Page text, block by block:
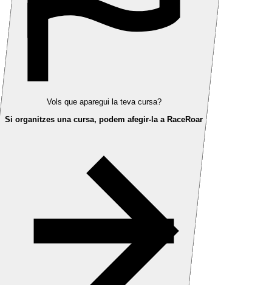
Vols que aparegui la teva cursa?
Si organitzes una cursa, podem afegir-la a RaceRoar